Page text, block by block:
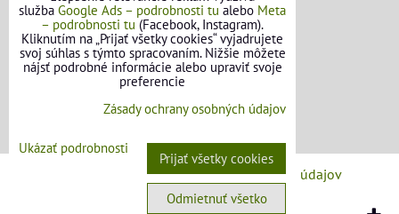
Názory našich zákazníkov
Mapa stránok
SLEDUJTE NÁS
Facebook
Zásady ochrany osobných údajov
služba Google Ads – podrobnosti tu alebo Meta
– podrobnosti tu (Facebook, Instagram).
Kliknutím na „Prijať všetky cookies“ vyjadrujete
svoj súhlas s týmto spracovaním. Nižšie môžete
nájsť podrobné informácie alebo upraviť svoje
preferencie
Zásady ochrany osobných údajov
Ukázať podrobnosti
Prijať všetky cookies
Odmietnuť všetko